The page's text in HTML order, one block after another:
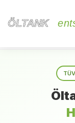
ÖLTANK
ÖLTANK